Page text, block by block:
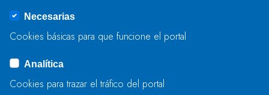
Se produjo un error al cargar el campo
Necesarias
Cookies básicas para que funcione el portal
Analítica
Cookies para trazar el tráfico del portal